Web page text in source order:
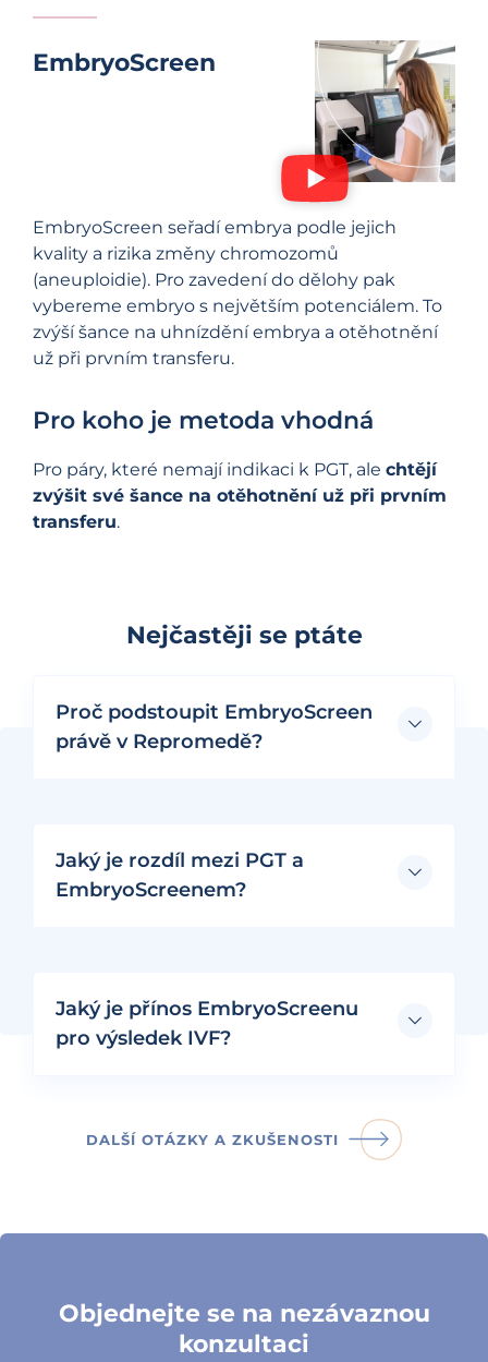
EmbryoScreen
EmbryoScreen seřadí embrya podle jejich
kvality a rizika změny chromozomů
(aneuploidie). Pro zavedení do dělohy pak
vybereme embryo s největším potenciálem. To
zvýší šance na uhnízdění embrya a otěhotnění
už při prvním transferu.
Pro koho je metoda vhodná
Pro páry, které nemají indikaci k PGT, ale chtějí
zvýšit své šance na otěhotnění už při prvním
transferu.
Nejčastěji se ptáte
Proč podstoupit EmbryoScreen
právě v Repromedě?
Jaký je rozdíl mezi PGT a
EmbryoScreenem?
Jaký je přínos EmbryoScreenu
pro výsledek IVF?
DALŠÍ OTÁZKY A ZKUŠENOSTI
Objednejte se na nezávaznou
konzultaci